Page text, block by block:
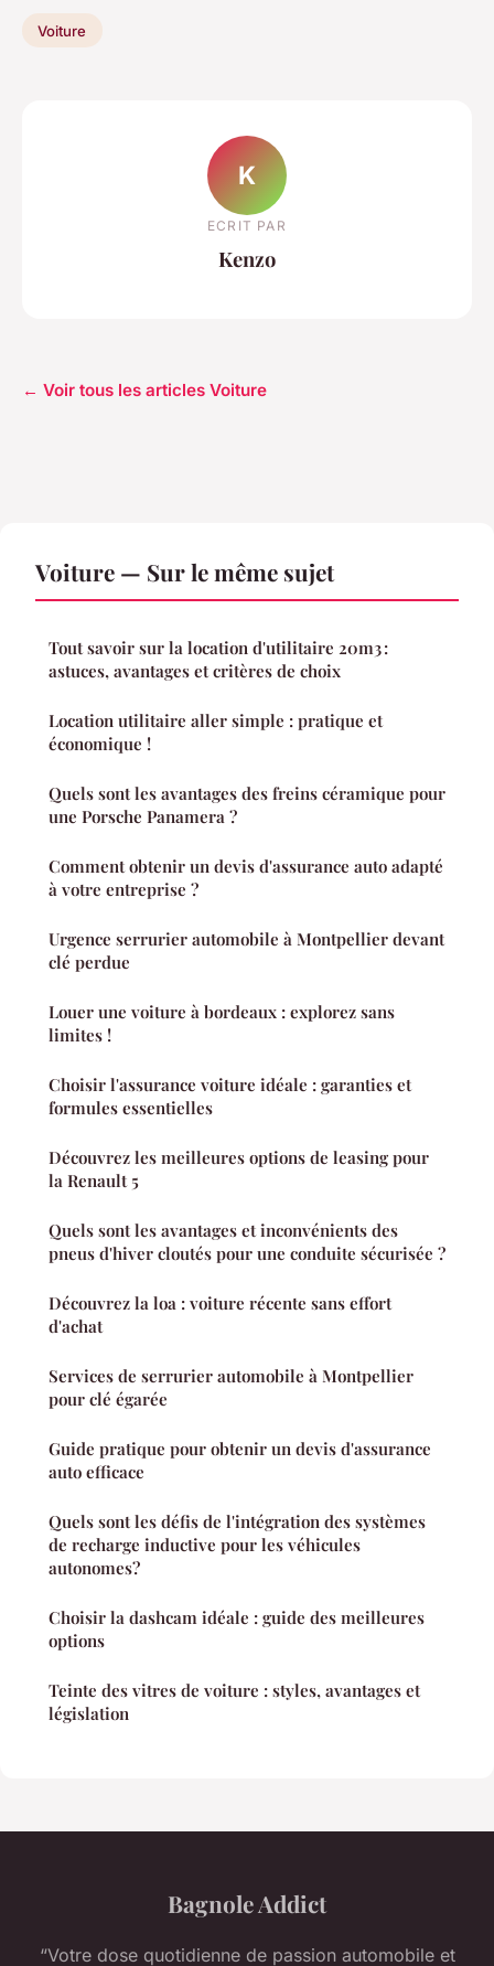
Voiture
K
ECRIT PAR
Kenzo
← Voir tous les articles Voiture
Voiture — Sur le même sujet
Tout savoir sur la location d'utilitaire 20m3 :
astuces, avantages et critères de choix
Location utilitaire aller simple : pratique et
économique !
Quels sont les avantages des freins céramique pour
une Porsche Panamera ?
Comment obtenir un devis d'assurance auto adapté
à votre entreprise ?
Urgence serrurier automobile à Montpellier devant
clé perdue
Louer une voiture à bordeaux : explorez sans
limites !
Choisir l'assurance voiture idéale : garanties et
formules essentielles
Découvrez les meilleures options de leasing pour
la Renault 5
Quels sont les avantages et inconvénients des
pneus d'hiver cloutés pour une conduite sécurisée ?
Découvrez la loa : voiture récente sans effort
d'achat
Services de serrurier automobile à Montpellier
pour clé égarée
Guide pratique pour obtenir un devis d'assurance
auto efficace
Quels sont les défis de l'intégration des systèmes
de recharge inductive pour les véhicules
autonomes?
Choisir la dashcam idéale : guide des meilleures
options
Teinte des vitres de voiture : styles, avantages et
législation
Bagnole Addict
“Votre dose quotidienne de passion automobile et